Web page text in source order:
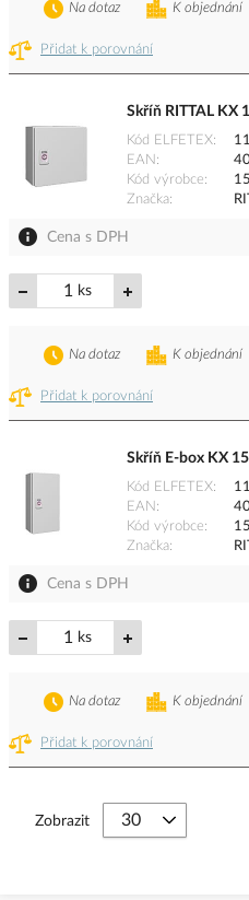
Přidat k porovnání
K objednání
Na dotaz
Skříň RITTAL KX
Kód ELFETEX
EAN
Kód výrobce
Značka
Cena s DPH
ks
Přidat k porovnání
K objednání
Na dotaz
Skříň E-box KX
Kód ELFETEX
EAN
Kód výrobce
Značka
Cena s DPH
ks
Přidat k porovnání
K objednání
Na dotaz
Zobrazit